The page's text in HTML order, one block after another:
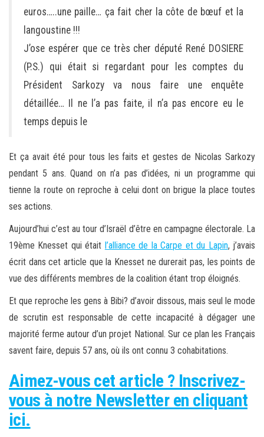
euros…..une paille… ça fait cher la côte de bœuf et la
langoustine !!!
J’ose espérer que ce très cher député René DOSIERE
(P.S.) qui était si regardant pour les comptes du
Président Sarkozy va nous faire une enquête
détaillée… Il ne l’a pas faite, il n’a pas encore eu le
temps depuis le
Et ça avait été pour tous les faits et gestes de Nicolas Sarkozy
pendant 5 ans. Quand on n’a pas d’idées, ni un programme qui
tienne la route on reproche à celui dont on brigue la place toutes
ses actions.
Aujourd’hui c’est au tour d’Israël d’être en campagne électorale. La
19ème Knesset qui était l’alliance de la Carpe et du Lapin, j’avais
écrit dans cet article que la Knesset ne durerait pas, les points de
vue des différents membres de la coalition étant trop éloignés.
Et que reproche les gens à Bibi? d’avoir dissous, mais seul le mode
de scrutin est responsable de cette incapacité à dégager une
majorité ferme autour d’un projet National. Sur ce plan les Français
savent faire, depuis 57 ans, où ils ont connu 3 cohabitations.
Aimez-vous cet article ? Inscrivez-
vous à notre Newsletter en cliquant
ici.